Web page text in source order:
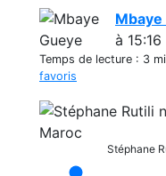
Mbaye
à 15:16
Temps de lecture : 3
favoris
Stéphane